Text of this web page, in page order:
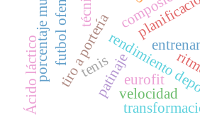
rendimiento
tiro a portería
futbol ofensiva
patinajeeurofit
velocidad
tenis
Ácido láctico